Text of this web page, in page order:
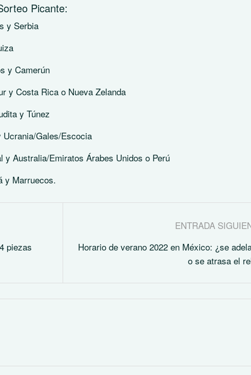
Picante:
y Serbia
y Camerún
y Costa Rica o Nueva Zelanda
y Túnez
Ucrania/Gales/Escocia
y Australia/Emiratos Árabes Unidos o Perú
y Marruecos.
piezas
ENTRADA
Horario de verano 2022 en México: ¿se
o se atrasa el